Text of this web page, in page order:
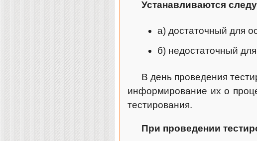
Устанавливаются
а) достаточный для
б) недостаточный
В день проведения
информирование их о
тестирования.
При проведении